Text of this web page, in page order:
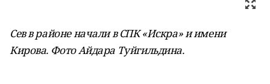
Сев в районе начали в СПК «Искра» и имени
Кирова. Фото Айдара Туйгильдина.